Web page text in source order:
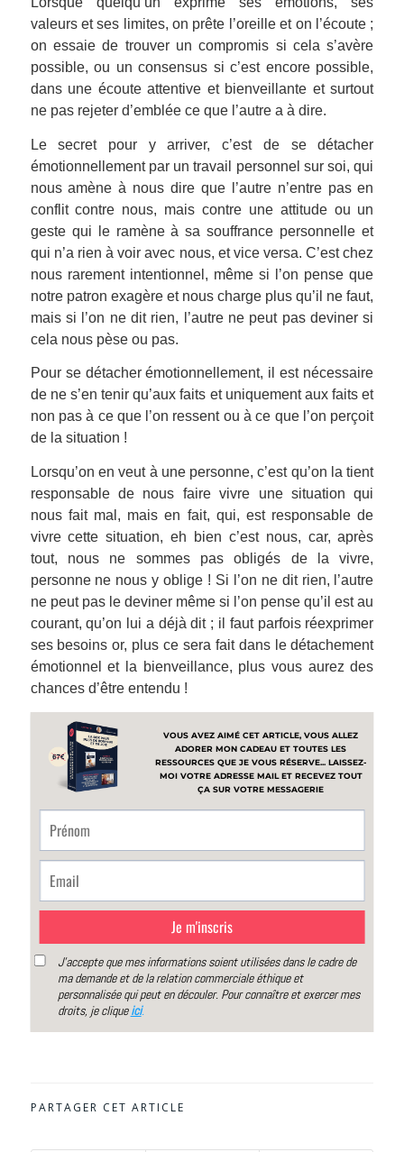
valeurs et ses limites, on prête l’oreille et on l’écoute ;
on essaie de trouver un compromis si cela s’avère
possible, ou un consensus si c’est encore possible,
dans une écoute attentive et bienveillante et surtout
ne pas rejeter d’emblée ce que l’autre a à dire.
Le secret pour y arriver, c’est de se détacher
émotionnellement par un travail personnel sur soi, qui
nous amène à nous dire que l’autre n’entre pas en
conflit contre nous, mais contre une attitude ou un
geste qui le ramène à sa souffrance personnelle et
qui n’a rien à voir avec nous, et vice versa. C’est chez
nous rarement intentionnel, même si l’on pense que
notre patron exagère et nous charge plus qu’il ne faut,
mais si l’on ne dit rien, l’autre ne peut pas deviner si
cela nous pèse ou pas.
Pour se détacher émotionnellement, il est nécessaire
de ne s’en tenir qu’aux faits et uniquement aux faits et
non pas à ce que l’on ressent ou à ce que l’on perçoit
de la situation !
Lorsqu’on en veut à une personne, c’est qu’on la tient
responsable de nous faire vivre une situation qui
nous fait mal, mais en fait, qui, est responsable de
vivre cette situation, eh bien c’est nous, car, après
tout, nous ne sommes pas obligés de la vivre,
personne ne nous y oblige ! Si l’on ne dit rien, l’autre
ne peut pas le deviner même si l’on pense qu’il est au
courant, qu’on lui a déjà dit ; il faut parfois réexprimer
ses besoins or, plus ce sera fait dans le détachement
émotionnel et la bienveillance, plus vous aurez des
chances d’être entendu !
PARTAGER CET ARTICLE